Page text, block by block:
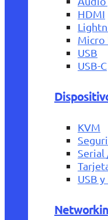
HDMI
Micro
USB
USB-C
KVM
Serial
USB